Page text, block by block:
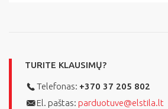
TURITE KLAUSIMŲ?
Telefonas: +370 37 205 802
El. paštas: parduotuve@elstila.lt